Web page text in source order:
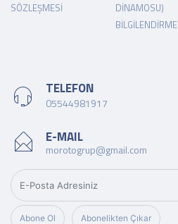
SÖZLEŞMESI
DINAMOSU)
BILGILENDIRME
TELEFON
05544981917
E-MAIL
morotogrup@gmail.com
Abone Ol Abonelikten Çıkar